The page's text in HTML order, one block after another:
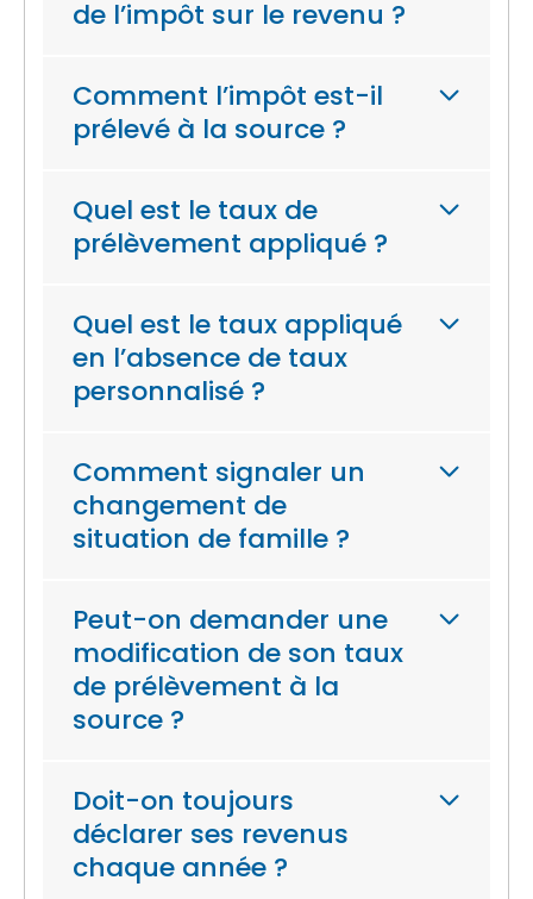
de l’impôt sur le revenu ?
Comment l’impôt est-il
prélevé à la source ?
Quel est le taux de
prélèvement appliqué ?
Quel est le taux appliqué
en l’absence de taux
personnalisé ?
Comment signaler un
changement de
situation de famille ?
Peut-on demander une
modification de son taux
de prélèvement à la
source ?
Doit-on toujours
déclarer ses revenus
chaque année ?